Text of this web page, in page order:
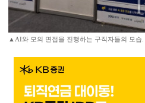
▲AI와 모의 면접을 진행하는 구직자들의 모습.